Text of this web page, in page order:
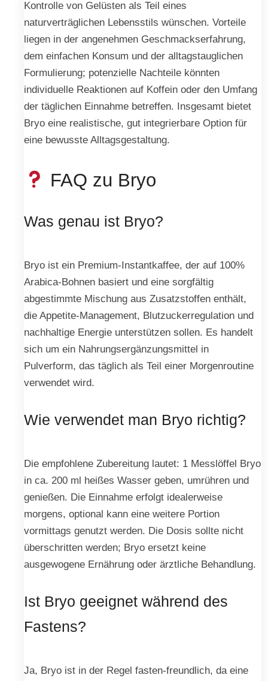
Kontrolle von Gelüsten als Teil eines
naturverträglichen Lebensstils wünschen. Vorteile
liegen in der angenehmen Geschmackserfahrung,
dem einfachen Konsum und der alltagstauglichen
Formulierung; potenzielle Nachteile könnten
individuelle Reaktionen auf Koffein oder den Umfang
der täglichen Einnahme betreffen. Insgesamt bietet
Bryo eine realistische, gut integrierbare Option für
eine bewusste Alltagsgestaltung.
FAQ zu Bryo
Was genau ist Bryo?
Bryo ist ein Premium-Instantkaffee, der auf 100%
Arabica-Bohnen basiert und eine sorgfältig
abgestimmte Mischung aus Zusatzstoffen enthält,
die Appetite-Management, Blutzuckerregulation und
nachhaltige Energie unterstützen sollen. Es handelt
sich um ein Nahrungsergänzungsmittel in
Pulverform, das täglich als Teil einer Morgenroutine
verwendet wird.
Wie verwendet man Bryo richtig?
Die empfohlene Zubereitung lautet: 1 Messlöffel Bryo
in ca. 200 ml heißes Wasser geben, umrühren und
genießen. Die Einnahme erfolgt idealerweise
morgens, optional kann eine weitere Portion
vormittags genutzt werden. Die Dosis sollte nicht
überschritten werden; Bryo ersetzt keine
ausgewogene Ernährung oder ärztliche Behandlung.
Ist Bryo geeignet während des
Fastens?
Ja, Bryo ist in der Regel fasten-freundlich, da eine